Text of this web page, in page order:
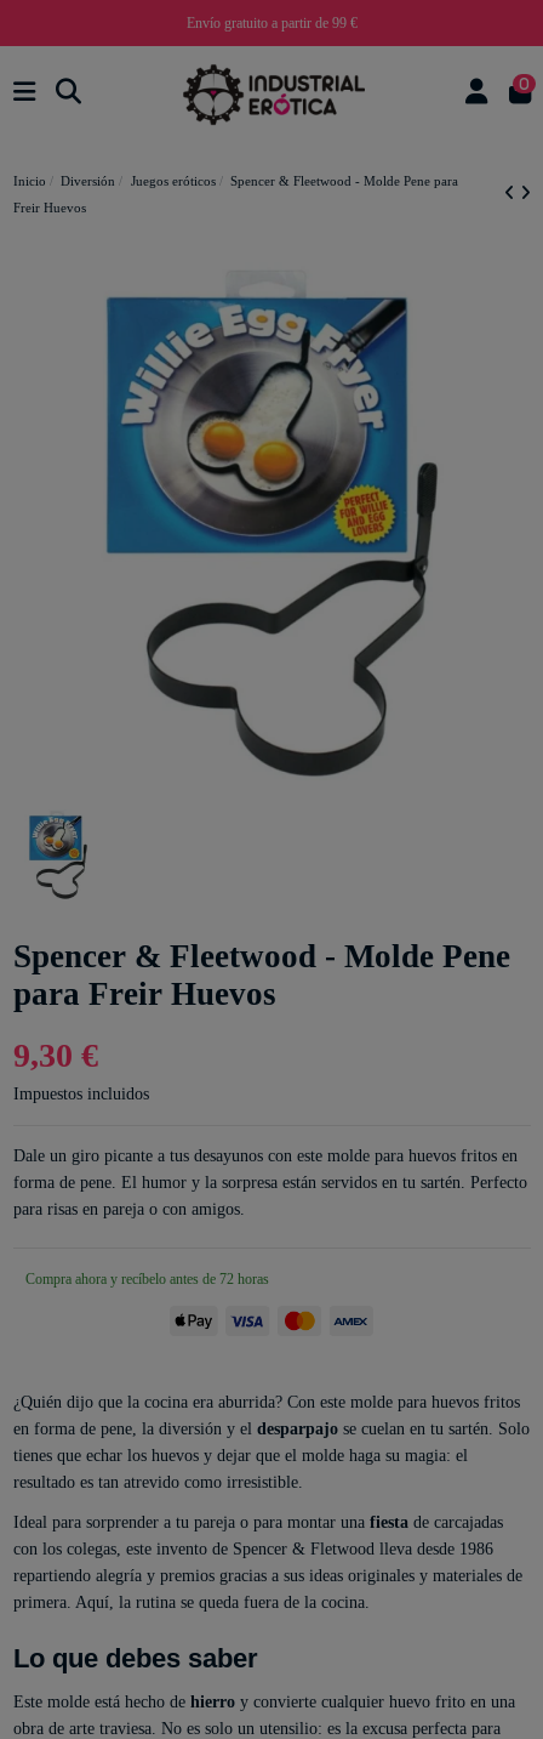
Envío gratuito a partir de 99 €
0
Inicio Diversión Juegos eróticos
Spencer & Fleetwood - Molde Pene para
Freir Huevos
Spencer & Fleetwood - Molde Pene
para Freir Huevos
9,30 €
Impuestos incluidos
Dale un giro picante a tus desayunos con este molde para huevos fritos en
forma de pene. El humor y la sorpresa están servidos en tu sartén. Perfecto
para risas en pareja o con amigos.
Compra ahora y recíbelo antes de 72 horas
¿Quién dijo que la cocina era aburrida? Con este molde para huevos fritos
en forma de pene, la diversión y el desparpajose cuelan en tu sartén. Solo
tienes que echar los huevos y dejar que el molde haga su magia: el
resultado es tan atrevido como irresistible.
Ideal para sorprender a tu pareja o para montar una fiesta de carcajadas
con los colegas, este invento de Spencer & Fletwood lleva desde 1986
repartiendo alegría y premios gracias a sus ideas originales y materiales de
primera. Aquí, la rutina se queda fuera de la cocina.
Lo que debes saber
Este molde está hecho de hierroy convierte cualquier huevo frito en una
obra de arte traviesa. No es solo un utensilio: es la excusa perfecta para